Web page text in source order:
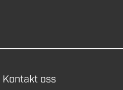
Kontakt oss